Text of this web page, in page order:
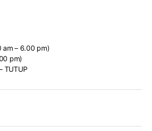
am – 6.00 pm)
pm)
TUTUP